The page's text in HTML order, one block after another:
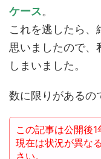
ケース。
これを逃したら、
思いましたので、
しまいました。
数に限りがあるの
この記事は公開後1
現在は状況が異な
さい。